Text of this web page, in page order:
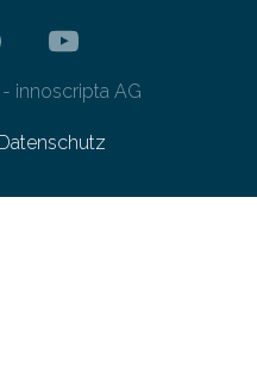
innoscripta AG
Datenschutz